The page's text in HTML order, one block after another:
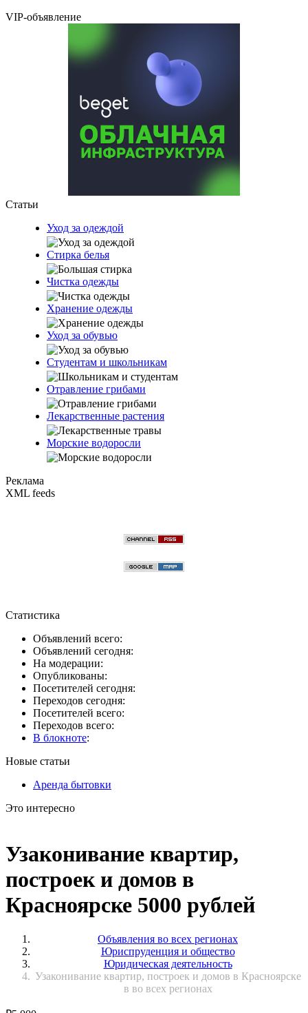
VIP-объявление
Статьи
Уход за одеждой
Стирка белья
Чистка одежды
Хранение одежды
Уход за обувью
Студентам и школьникам
Отравление грибами
Лекарственные растения
Морские водоросли
Реклама
XML feeds
Статистика
Объявлений всего:
Объявлений сегодня:
На модерации:
Опубликованы:
Посетителей сегодня:
Переходов сегодня:
Посетителей всего:
Переходов всего:
В блокноте:
Новые статьи
Аренда бытовки
Это интересно
Узаконивание квартир,
построек и домов в
Красноярске 5000 рублей
Объявления во всех регионах
Юриспруденция и общество
Юридическая деятельность
Узаконивание квартир, построек и домов в Красноярске
в во всех регионах